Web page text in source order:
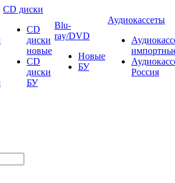
CD диски
CD
диски
новые
CD
диски
БУ
Blu-
ray/DVD
Новые
БУ
Аудиокассеты
Россия